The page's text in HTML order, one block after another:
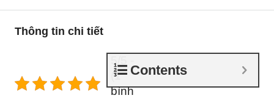
Thông tin chi tiết
Contents
5/5 -
(1
bình